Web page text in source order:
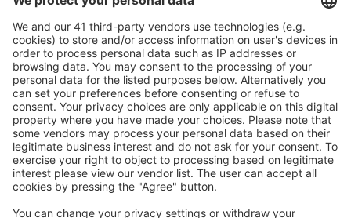
Bezproblémová rezervace s možností bezplatného
zrušení.
S námi ušetříte
Atraktivní ceny a speciální nabídky pro přihlášené
uživatele.
Ubytování dle vašeho gusta
Vyberte si z více než 1.3 milionu zařízení: hotelů,
apartmánů, chat a dalších.